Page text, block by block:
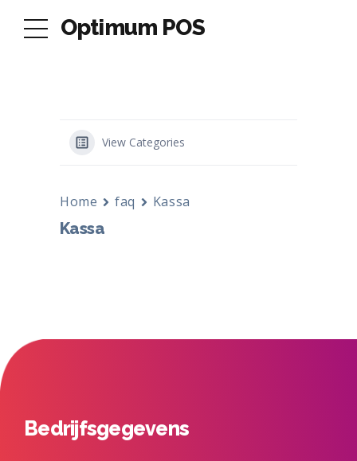
Optimum POS
View Categories
Home faq Kassa
Kassa
Bedrijfsgegevens